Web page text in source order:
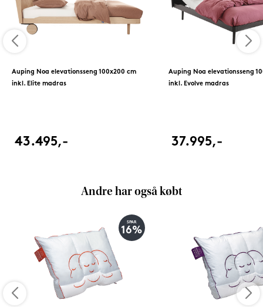
Auping Noa elevationsseng 100x200 cm
inkl. Elite madras
43.495,-
Auping Noa elevationsseng
inkl. Evolve madras
37.995,-
Andre har også købt
SPAR
16%